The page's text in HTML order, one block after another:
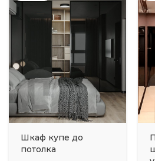
Шкаф купе до
потолка